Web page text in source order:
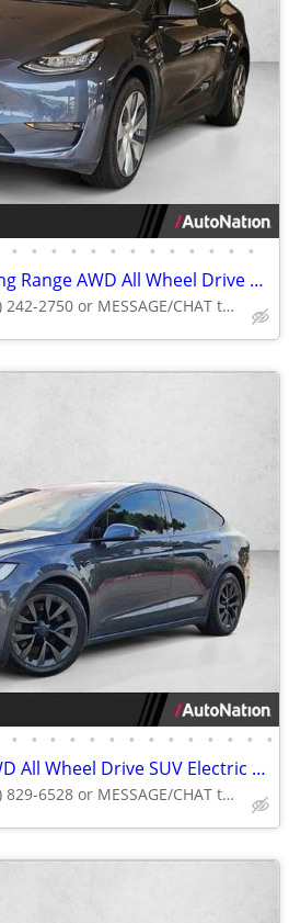
• • • • • • • • • • • • •
2023 Tesla Model Y Long Range AWD All Wheel Drive SUV Electric AUTONATION
Call (817) 242-2750 or MESSAGE/CHAT to confirm availability
• • • • • • • • • • • • • •
2022 Tesla Model X AWD All Wheel Drive SUV Electric AUTONATION
Call (469) 829-6528 or MESSAGE/CHAT to confirm availability